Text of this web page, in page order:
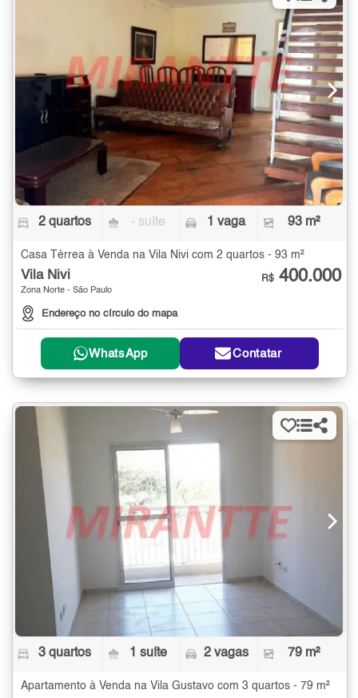
2 quartos - suíte 1 vaga 93 m²
Casa Térrea à Venda na Vila Nivi com 2 quartos - 93 m²
Vila Nivi
Zona Norte - São Paulo
Endereço no círculo do mapa
R$ 400.000
WhatsApp Contatar
3 quartos 1 suíte 2 vagas 79 m²
Apartamento à Venda na Vila Gustavo com 3 quartos - 79 m²